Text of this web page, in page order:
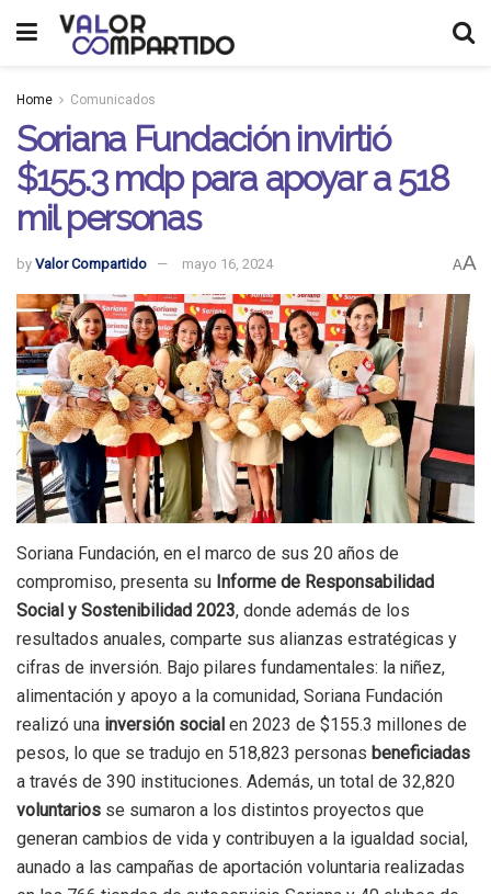
Home Comunicados
Soriana Fundación invirtió
$155.3 mdp para apoyar a 518
mil personas
by Valor Compartido mayo 16, 2024 AA
Soriana Fundación, en el marco de sus 20 años de
compromiso, presenta su Informe de Responsabilidad
Social y Sostenibilidad 2023, donde además de los
resultados anuales, comparte sus alianzas estratégicas y
cifras de inversión. Bajo pilares fundamentales: la niñez,
alimentación y apoyo a la comunidad, Soriana Fundación
realizó una inversión social en 2023 de $155.3 millones de
pesos, lo que se tradujo en 518,823 personas beneficiadas
a través de 390 instituciones. Además, un total de 32,820
voluntarios se sumaron a los distintos proyectos que
generan cambios de vida y contribuyen a la igualdad social,
aunado a las campañas de aportación voluntaria realizadas